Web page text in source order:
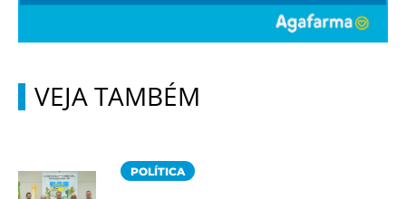
VEJA TAMBÉM
POLÍTICA